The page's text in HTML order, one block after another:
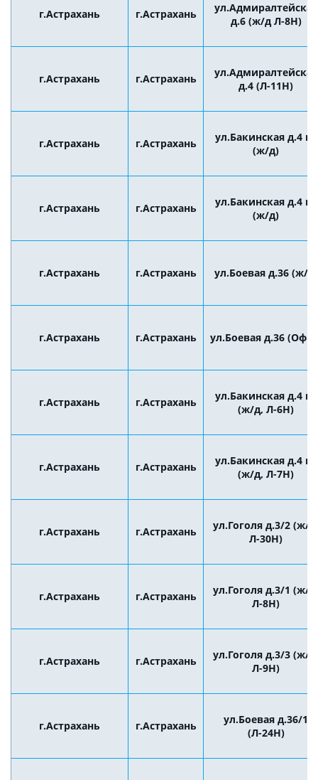
г.Астрахань г.Астрахань
ул.Адмиралтейская
д.6 (ж/д Л-8Н)
г.Астрахань г.Астрахань
ул.Адмиралтейская
д.4 (Л-11Н)
г.Астрахань г.Астрахань
ул.Бакинская д.4 к1
(ж/д)
г.Астрахань г.Астрахань
ул.Бакинская д.4 к2
(ж/д)
г.Астрахань г.Астрахань ул.Боевая д.36 (ж/д)
г.Астрахань г.Астрахань ул.Боевая д.36
г.Астрахань г.Астрахань
ул.Бакинская д.4 к2
(ж/д, Л-6Н)
г.Астрахань г.Астрахань
ул.Бакинская д.4 к3
(ж/д, Л-7Н)
г.Астрахань г.Астрахань
ул.Гоголя д.3/2 (ж/д,
Л-30Н)
г.Астрахань г.Астрахань
ул.Гоголя д.3/1 (ж/д,
Л-8Н)
г.Астрахань г.Астрахань
ул.Гоголя д.3/3 (ж/д,
Л-9Н)
г.Астрахань г.Астрахань
ул.Боевая д.36/1
(Л-24Н)